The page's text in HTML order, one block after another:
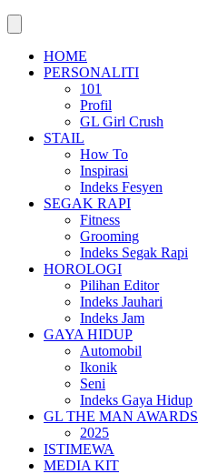
HOME
PERSONALITI
101
Profil
GL Girl Crush
STAIL
How To
Inspirasi
Indeks Fesyen
SEGAK RAPI
Fitness
Grooming
Indeks Segak Rapi
HOROLOGI
Pilihan Editor
Indeks Jauhari
Indeks Jam
GAYA HIDUP
Automobil
Ikonik
Seni
Indeks Gaya Hidup
GL THE MAN AWARDS
2025
ISTIMEWA
MEDIA KIT